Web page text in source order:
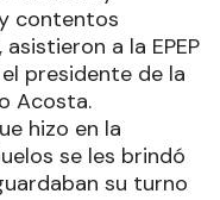
contentos
a la EPEP
presidente de la
Acosta.
hizo en la
se les brindó
su turno